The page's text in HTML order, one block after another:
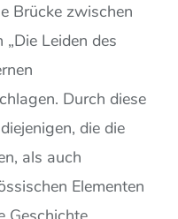
Brücke zwischen
Leiden des
Durch diese
die die
als auch
Elementen